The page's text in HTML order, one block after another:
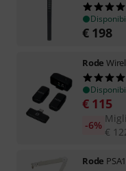
€ 198
Rode
€ 115
€
-6%
Rode